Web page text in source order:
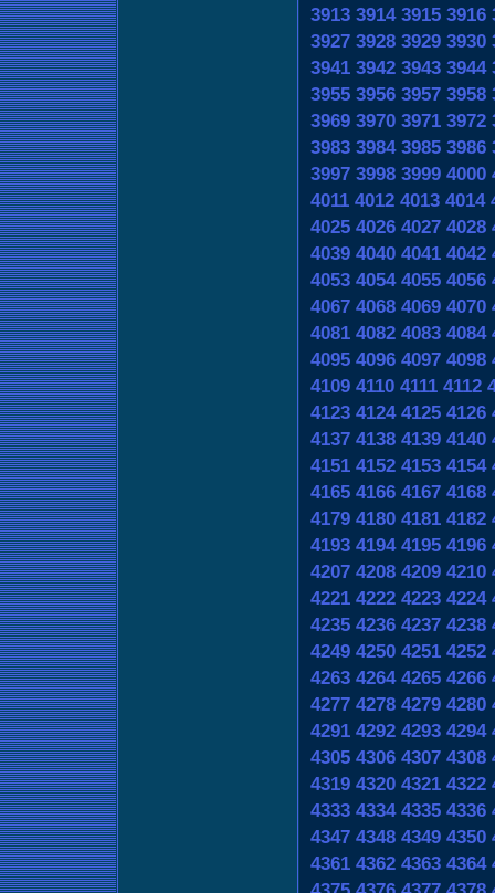
3913 3914 3915 3916
3927 3928 3929 3930
3941 3942 3943 3944
3955 3956 3957 3958
3969 3970 3971 3972
3983 3984 3985 3986
3997 3998 3999 4000
4011 4012 4013 4014
4025 4026 4027 4028
4039 4040 4041 4042
4053 4054 4055 4056
4067 4068 4069 4070
4081 4082 4083 4084
4095 4096 4097 4098
4109 4110 4111 4112
4123 4124 4125 4126
4137 4138 4139 4140
4151 4152 4153 4154
4165 4166 4167 4168
4179 4180 4181 4182
4193 4194 4195 4196
4207 4208 4209 4210
4221 4222 4223 4224
4235 4236 4237 4238
4249 4250 4251 4252
4263 4264 4265 4266
4277 4278 4279 4280
4291 4292 4293 4294
4305 4306 4307 4308
4319 4320 4321 4322
4333 4334 4335 4336
4347 4348 4349 4350
4361 4362 4363 4364